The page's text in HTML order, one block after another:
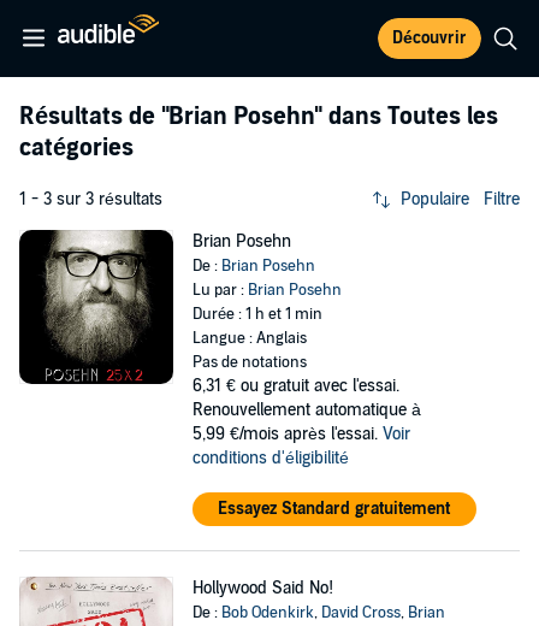
Découvrir
Résultats de "Brian Posehn" dans Toutes les
catégories
1 - 3 sur 3 résultats Populaire Filtre
Brian Posehn
De : Brian Posehn
Lu par : Brian Posehn
Durée : 1 h et 1 min
Langue : Anglais
Pas de notations
6,31 € ou gratuit avec l'essai.
Renouvellement automatique à
5,99 €/mois après l'essai. Voir
conditions d'éligibilité
Essayez Standard gratuitement
Hollywood Said No!
De : Bob Odenkirk, David Cross, Brian